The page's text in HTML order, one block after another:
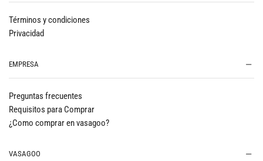
Términos y condiciones
Privacidad
EMPRESA
Preguntas frecuentes
Requisitos para Comprar
¿Como comprar en vasagoo?
VASAGOO